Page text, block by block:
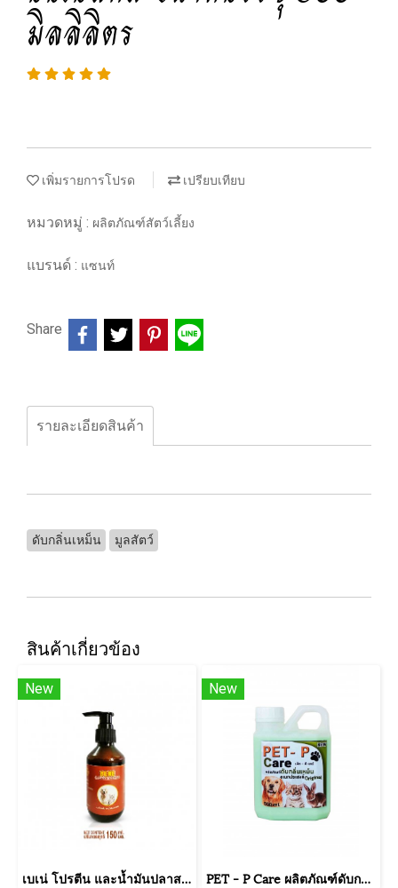
มิลลิลิตร
เพิ่มรายการโปรด เปรียบเทียบ
หมวดหมู่ : ผลิตภัณฑ์สัตว์เลี้ยง
แบรนด์ : แซนท์
Share
รายละเอียดสินค้า
ดับกลิ่นเหม็น มูลสัตว์
สินค้าเกี่ยวข้อง
New
เบเน่ โปรตีน และน้ำมันปลาสกัด
New
PET - P Care ผลิตภัณฑ์ดับกลิ่นเหม็นอเนกประสงค์ กลิ่นออริจินอล ขนาดบรรจุ 500 มิลลิลิตร